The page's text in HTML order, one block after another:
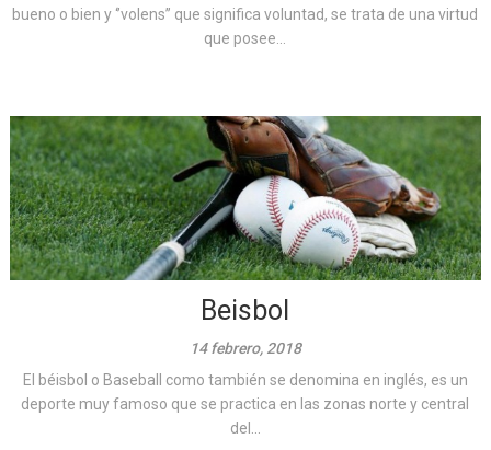
bueno o bien y ‘’volens’’ que significa voluntad, se trata de una virtud
que posee...
Beisbol
14 febrero, 2018
El béisbol o Baseball como también se denomina en inglés, es un
deporte muy famoso que se practica en las zonas norte y central
del...